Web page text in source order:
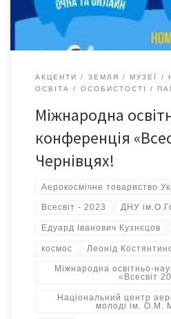
юних техніків імені Леоніда
АКЦЕНТИ ЗЕМЛЯ МУЗЕЇ
ОСВІТА
ОСОБИСТОСТІ
Міжнародна
конференція
Чернівцях!
Аерокосмічне товариство
Всесвіт - 2023 ДНУ
Едуард Іванович Кузнєцов
космос Леонід
Міжнародна освітньо-
«Всесвіт
Національний центр
молоді ім. О.М.